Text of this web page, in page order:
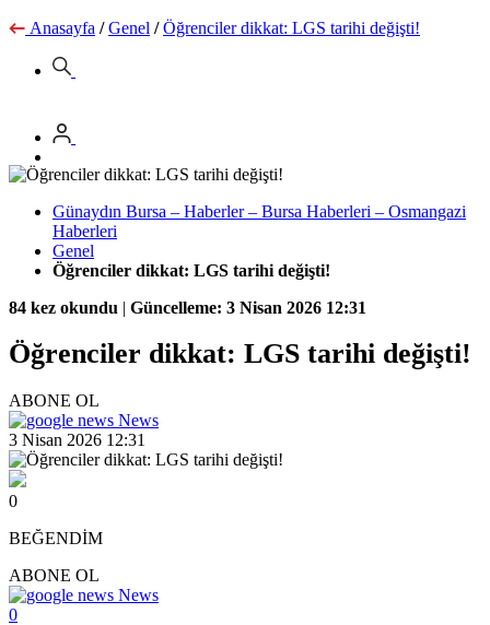
Anasayfa / Genel / Öğrenciler dikkat: LGS tarihi değişti!
Günaydın Bursa – Haberler – Bursa Haberleri – Osmangazi
Haberleri
Genel
Öğrenciler dikkat: LGS tarihi değişti!
84 kez okundu | Güncelleme: 3 Nisan 2026 12:31
Öğrenciler dikkat: LGS tarihi değişti!
ABONE OL
News
3 Nisan 2026 12:31
0
BEĞENDİM
ABONE OL
News
0